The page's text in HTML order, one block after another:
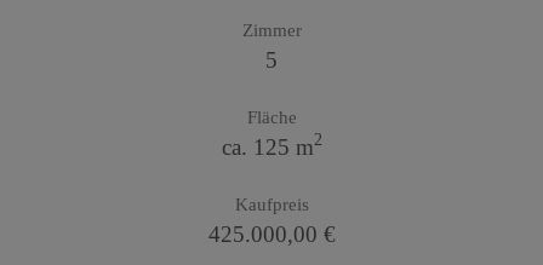
Zimmer
5
Fläche
ca. 125 m2
Kaufpreis
425.000,00 €